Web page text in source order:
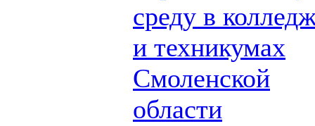
среду в
и техникумах
Смоленской
области